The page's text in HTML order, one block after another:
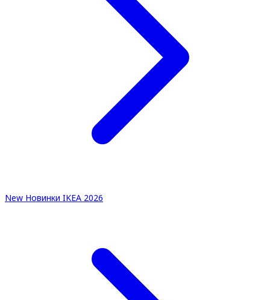
New Новинки IKEA 2026